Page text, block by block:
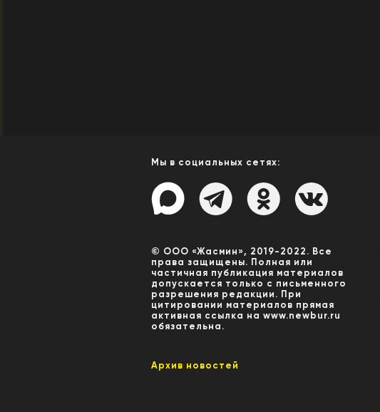
Мы в социальных сетях:
© ООО «Жасмин», 2019-2022. Все
права защищены. Полная или
частичная публикация материалов
допускается только с письменного
разрешения редакции. При
цитировании материалов прямая
активная ссылка на www.newbur.ru
обязательна.
Архив новостей